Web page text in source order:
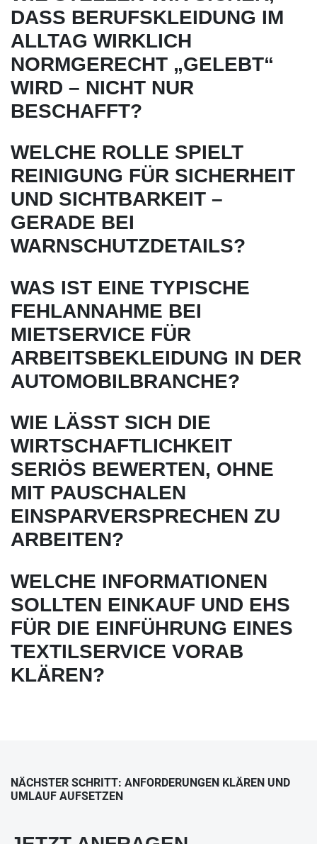
DASS BERUFSKLEIDUNG IM
ALLTAG WIRKLICH
NORMGERECHT „GELEBT“
WIRD – NICHT NUR
BESCHAFFT?
WELCHE ROLLE SPIELT
REINIGUNG FÜR SICHERHEIT
UND SICHTBARKEIT –
GERADE BEI
WARNSCHUTZDETAILS?
WAS IST EINE TYPISCHE
FEHLANNAHME BEI
MIETSERVICE FÜR
ARBEITSBEKLEIDUNG IN DER
AUTOMOBILBRANCHE?
WIE LÄSST SICH DIE
WIRTSCHAFTLICHKEIT
SERIÖS BEWERTEN, OHNE
MIT PAUSCHALEN
EINSPARVERSPRECHEN ZU
ARBEITEN?
WELCHE INFORMATIONEN
SOLLTEN EINKAUF UND EHS
FÜR DIE EINFÜHRUNG EINES
TEXTILSERVICE VORAB
KLÄREN?
NÄCHSTER SCHRITT: ANFORDERUNGEN KLÄREN UND
UMLAUF AUFSETZEN